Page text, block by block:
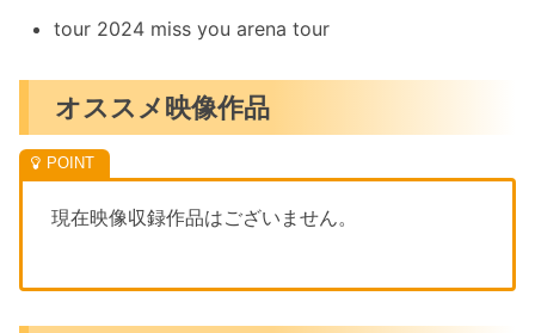
tour 2024 miss you arena tour
オススメ映像作品
現在映像収録作品はございません。